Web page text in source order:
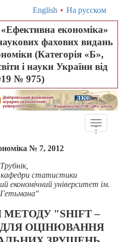
English • На русском
економіка»
фахових видань
(Категорія «Б»,
і науки України від
№ 975)
Toggle
...
№ 7, 2012
статистики
економічний університет ім.
"SHIFT –
ДЛЯ ОЦІНЮВАННЯ